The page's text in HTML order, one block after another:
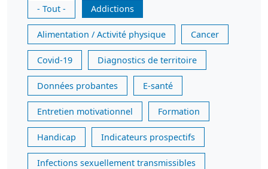
- Tout -
Addictions
Alimentation / Activité physique Cancer
Covid-19 Diagnostics de territoire
Données probantes E-santé
Entretien motivationnel Formation
Handicap Indicateurs prospectifs
Infections sexuellement transmissibles